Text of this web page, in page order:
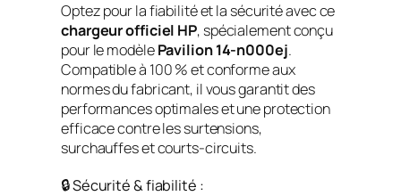
Optez pour la fiabilité et la sécurité avec ce
chargeur officiel HP, spécialement conçu
pour le modèlePavilion 14-n000ej.
Compatible à 100 % et conforme aux
normes du fabricant, il vous garantit des
performances optimales et une protection
efficace contre les surtensions,
surchauffes et courts-circuits.
🔒 Sécurité & fiabilité :